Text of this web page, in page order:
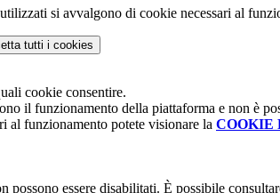
si avvalgono di cookie necessari al
tutti i cookies
cookie consentire.
il funzionamento della piattaforma e non è
al funzionamento potete visionare la COOKIE
possono essere disabilitati. È possibile